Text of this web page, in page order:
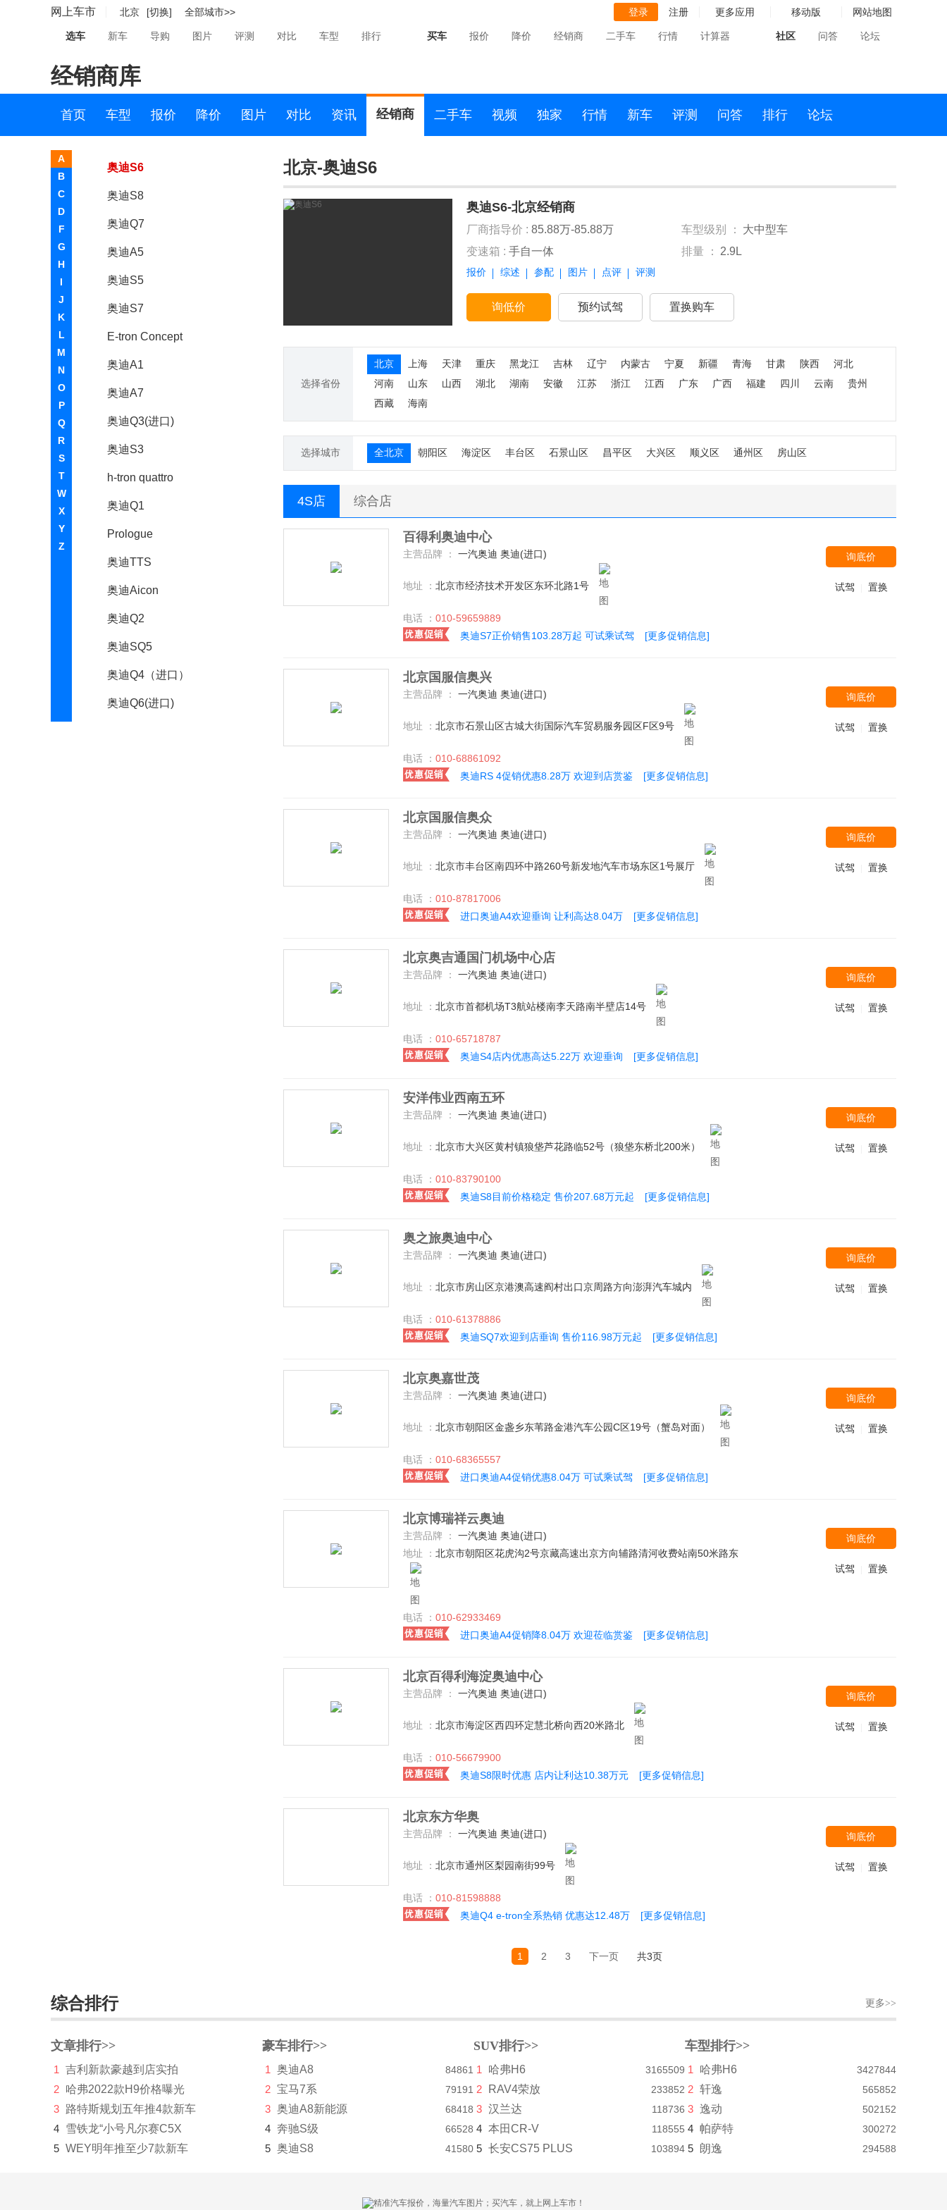
网上车市 北京 [切换] 全部城市>> 登录 注册 更多应用 移动版 网站地图
选车 新车 导购 图片 评测 对比 车型 排行 买车 报价 降价 经销商 二手车 行情 计算器 社区 问答 论坛
经销商库
首页 车型 报价 降价 图片 对比 资讯 经销商 二手车 视频 独家 行情 新车 评测 问答 排行 论坛
A
B
C
D
F
G
H
I
J
K
L
M
N
O
P
Q
R
S
T
W
X
Y
Z
奥迪A3(进口)
奥迪A6 旅行版
奥迪S4
奥迪S6
奥迪S8
奥迪Q7
奥迪A5
奥迪S5
奥迪S7
E-tron Concept
奥迪A1
奥迪A7
奥迪Q3(进口)
奥迪S3
h-tron quattro
奥迪Q1
Prologue
奥迪TTS
奥迪Aicon
奥迪Q2
奥迪SQ5
奥迪Q4（进口）
奥迪Q6(进口)
宝骐汽车
宝沃
BEIJING汽车
北京清行
北京-奥迪S6
奥迪S6-北京经销商
厂商指导价 : 85.88万-85.88万 车型级别 ：
大中型车
变速箱 : 手自一体 排量 ： 2.9L
报价 综述 参配 图片 点评 评测
询低价 预约试驾 置换购车
选择省份
北京 上海 天津 重庆 黑龙江 吉林 辽宁 内蒙古 宁夏 新疆 青海 甘肃 陕西
河北
河南
山东 山西 湖北 湖南 安徽 江苏 浙江 江西 广东 广西 福建 四川 云南
贵州
西藏
海南
选择城市 全北京 朝阳区 海淀区 丰台区 石景山区 昌平区 大兴区 顺义区 通州区 房山区
4S店 综合店
百得利奥迪中心
主营品牌 ： 一汽奥迪 奥迪(进口)
地址 ： 北京市经济技术开发区东环北路1号
电话 ： 010-59659889
奥迪S7正价销售103.28万起 可试乘试驾
[更多促销信息]
询底价
试驾 置换
北京国服信奥兴
主营品牌 ： 一汽奥迪 奥迪(进口)
地址 ： 北京市石景山区古城大街国际汽车贸易服务园区F区9号
电话 ： 010-68861092
奥迪RS 4促销优惠8.28万 欢迎到店赏鉴
[更多促销信息]
询底价
试驾 置换
北京国服信奥众
主营品牌 ： 一汽奥迪 奥迪(进口)
地址 ： 北京市丰台区南四环中路260号新发地汽车市场东区1号展厅
电话 ： 010-87817006
进口奥迪A4欢迎垂询 让利高达8.04万
[更多促销信息]
询底价
试驾 置换
北京奥吉通国门机场中心店
主营品牌 ： 一汽奥迪 奥迪(进口)
地址 ： 北京市首都机场T3航站楼南李天路南半壁店14号
电话 ： 010-65718787
奥迪S4店内优惠高达5.22万 欢迎垂询
[更多促销信息]
询底价
试驾 置换
安洋伟业西南五环
主营品牌 ： 一汽奥迪 奥迪(进口)
地址 ： 北京市大兴区黄村镇狼垡芦花路临52号（狼垡东桥北200米）
电话 ： 010-83790100
奥迪S8目前价格稳定 售价207.68万元起
[更多促销信息]
询底价
试驾 置换
奥之旅奥迪中心
主营品牌 ： 一汽奥迪 奥迪(进口)
地址 ： 北京市房山区京港澳高速阎村出口京周路方向澎湃汽车城内
电话 ： 010-61378886
奥迪SQ7欢迎到店垂询 售价116.98万元起
[更多促销信息]
询底价
试驾 置换
北京奥嘉世茂
主营品牌 ： 一汽奥迪 奥迪(进口)
地址 ： 北京市朝阳区金盏乡东苇路金港汽车公园C区19号（蟹岛对面）
电话 ： 010-68365557
进口奥迪A4促销优惠8.04万 可试乘试驾
[更多促销信息]
询底价
试驾 置换
北京博瑞祥云奥迪
主营品牌 ：
一汽奥迪 奥迪(进口)
地址 ： 北京市朝阳区花虎沟2号京藏高速出京方向辅路清河收费站南50米路东
电话 ： 010-62933469
进口奥迪A4促销降8.04万 欢迎莅临赏鉴
[更多促销信息]
询底价
试驾 置换
北京百得利海淀奥迪中心
主营品牌 ： 一汽奥迪 奥迪(进口)
地址 ： 北京市海淀区西四环定慧北桥向西20米路北
电话 ： 010-56679900
奥迪S8限时优惠 店内让利达10.38万元
[更多促销信息]
询底价
试驾 置换
北京东方华奥
主营品牌 ： 一汽奥迪 奥迪(进口)
地址 ： 北京市通州区梨园南街99号
电话 ： 010-81598888
奥迪Q4 e-tron全系热销 优惠达12.48万
[更多促销信息]
询底价
试驾 置换
1 2 3 下一页 共3页
综合排行 更多>>
文章排行>>
1
吉利新款豪越到店实拍
2 哈弗2022款H9价格曝光
3 路特斯规划五年推4款新车
4 雪铁龙“小号凡尔赛C5X
5 WEY明年推至少7款新车
豪车排行>>
1 奥迪A8 84861
2 宝马7系 79191
3 奥迪A8新能源 68418
4 奔驰S级 66528
5 奥迪S8 41580
SUV排行>>
1 哈弗H6 3165509
2 RAV4荣放 233852
3 汉兰达 118736
4 本田CR-V 118555
5 长安CS75 PLUS 103894
车型排行>>
1 哈弗H6 3427844
2 轩逸 565852
3 逸动 502152
4 帕萨特 300272
5 朗逸 294588